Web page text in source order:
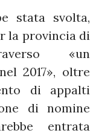
stata svolta,
la provincia di
«un
2017», oltre
di appalti
di nomine
entrata